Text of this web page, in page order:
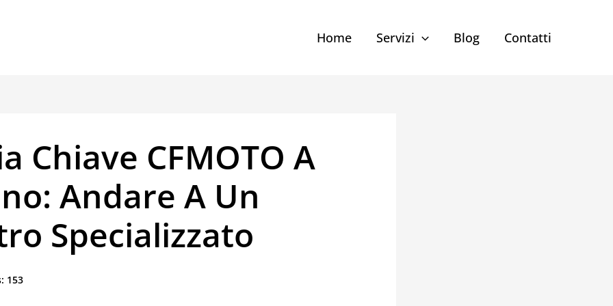
Home Servizi Blog Contatti
Chiave CFMOTO A
Andare A Un
Specializzato
153